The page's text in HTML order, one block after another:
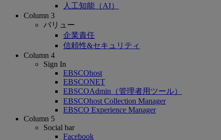
人工知能（AI）
Column 3
バリュー
企業責任
信頼性&セキュリティ
Column 4
Sign In
EBSCOhost
EBSCONET
EBSCOAdmin（管理者用ツール）
EBSCOhost Collection Manager
EBSCO Experience Manager
Column 5
Social bar
Facebook